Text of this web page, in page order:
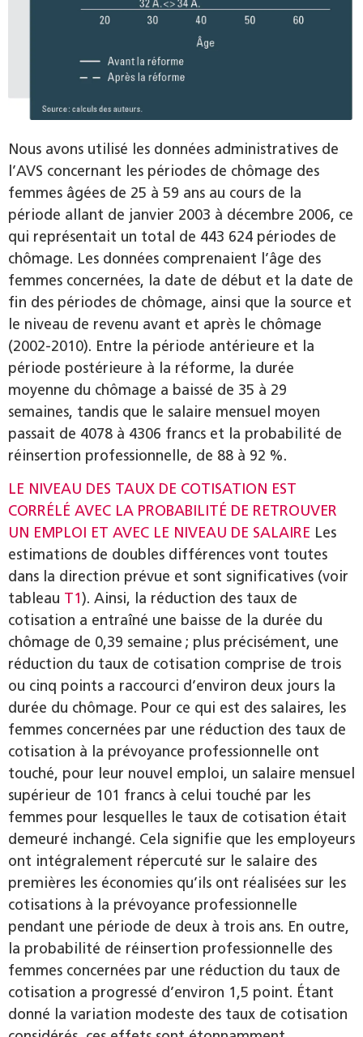
Nous avons utilisé les données administratives de
l’AVS concernant les périodes de chômage des
femmes âgées de 25 à 59 ans au cours de la
période allant de janvier 2003 à décembre 2006, ce
qui représentait un total de 443 624 périodes de
chômage. Les données comprenaient l’âge des
femmes concernées, la date de début et la date de
fin des périodes de chômage, ainsi que la source et
le niveau de revenu avant et après le chômage
(2002-2010). Entre la période antérieure et la
période postérieure à la réforme, la durée
moyenne du chômage a baissé de 35 à 29
semaines, tandis que le salaire mensuel moyen
passait de 4078 à 4306 francs et la probabilité de
réinsertion professionnelle, de 88 à 92 %.
LE NIVEAU DES TAUX DE COTISATION EST
CORRÉLÉ AVEC LA PROBABILITÉ DE RETROUVER
UN EMPLOI ET AVEC LE NIVEAU DE SALAIRE Les
estimations de doubles différences vont toutes
dans la direction prévue et sont significatives (voir
tableau T1). Ainsi, la réduction des taux de
cotisation a entraîné une baisse de la durée du
chômage de 0,39 semaine ; plus précisément, une
réduction du taux de cotisation comprise de trois
ou cinq points a raccourci d’environ deux jours la
durée du chômage. Pour ce qui est des salaires, les
femmes concernées par une réduction des taux de
cotisation à la prévoyance professionnelle ont
touché, pour leur nouvel emploi, un salaire mensuel
supérieur de 101 francs à celui touché par les
femmes pour lesquelles le taux de cotisation était
demeuré inchangé. Cela signifie que les employeurs
ont intégralement répercuté sur le salaire des
premières les économies qu’ils ont réalisées sur les
cotisations à la prévoyance professionnelle
pendant une période de deux à trois ans. En outre,
la probabilité de réinsertion professionnelle des
femmes concernées par une réduction du taux de
cotisation a progressé d’environ 1,5 point. Étant
donné la variation modeste des taux de cotisation